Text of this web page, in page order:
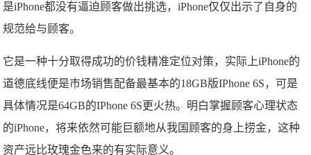
是iPhone都没有逼迫顾客做出挑选，iPhone仅仅出示了自身的
规范给与顾客。
它是一种十分取得成功的价钱精准定位对策，实际上iPhone的
道德底线便是市场销售配备最基本的18GB版IPhone 6S，可是
具体情况是64GB的IPhone 6S更火热。明白掌握顾客心理状态
的iPhone，将来依然可能巨额地从我国顾客的身上捞金，这种
资产远比玫瑰金色来的有实际意义。